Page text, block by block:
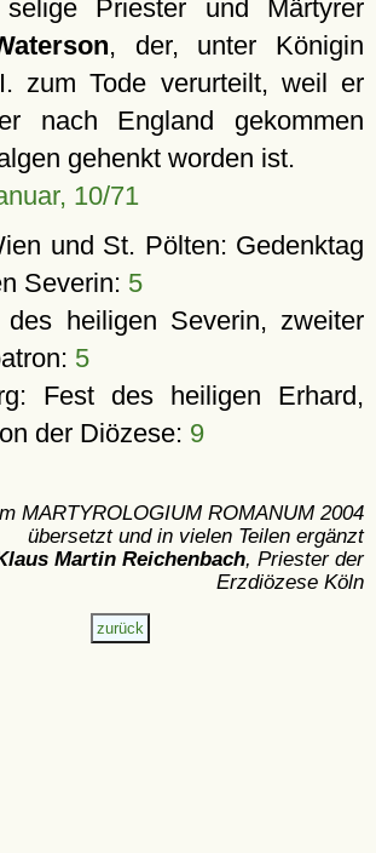
Priester und Märtyrer
, der, unter Königin
zum Tode verurteilt, weil er
nach England gekommen
gehenkt worden ist.
10/71
und St. Pölten: Gedenktag
Severin: 5
heiligen Severin, zweiter
5
Fest des heiligen Erhard,
der Diözese: 9
MARTYROLOGIUM ROMANUM 2004
übersetzt und in vielen Teilen ergänzt
Martin Reichenbach, Priester der
Erzdiözese Köln